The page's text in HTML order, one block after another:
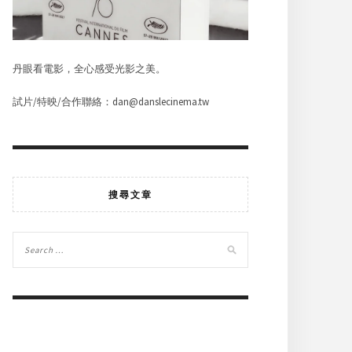
丹眼看電影，全心感受光影之美。
試片/特映/合作聯絡：dan@danslecinema.tw
搜尋文章